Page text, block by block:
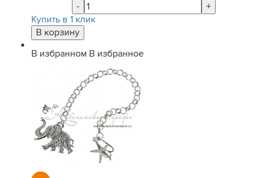
-
+
Купить в 1 клик
В избранном В избранное